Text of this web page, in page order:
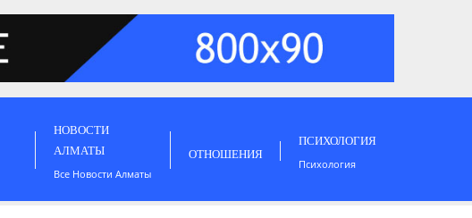
НОВОСТИ
АЛМАТЫ
Все Новости Алматы
ОТНОШЕНИЯ
ПСИХОЛОГИЯ
Психология